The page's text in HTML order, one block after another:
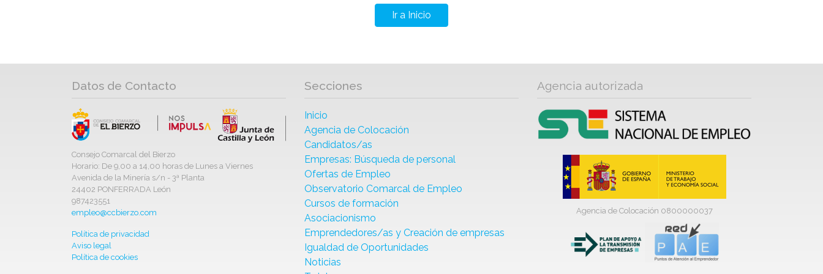
Ir a Inicio
Datos de Contacto
Consejo Comarcal del Bierzo
Horario: De 9,00 a 14,00 horas de Lunes a Viernes
Avenida de la Minería s/n - 3ª Planta
24402 PONFERRADA León
987423551
empleo@ccbierzo.com
Política de privacidad
Aviso legal
Política de cookies
Secciones
Inicio
Agencia de Colocación
Candidatos/as
Empresas: Búsqueda de personal
Ofertas de Empleo
Observatorio Comarcal de Empleo
Cursos de formación
Asociacionismo
Emprendedores/as y Creación de empresas
Igualdad de Oportunidades
Noticias
Agencia autorizada
Agencia de Colocación 0800000037